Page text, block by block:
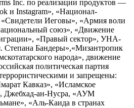
Inc. по реализации продуктов —
и Instagram», «Национал-
«Свидетели Иеговы», «Армия воли
союз», «Движение
«Правый сектор», УНА-
Бандеры»,«Мизантропик
народа», движение
политическая партия
и запрещены:
Кавказ», «Исламское
Джебхад-ан-Нусра, «АУМ
«Аль-Каида в странах